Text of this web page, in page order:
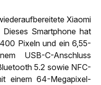
Xiaomi
Smartphone hat
Pixeln und ein 6,55-
USB-C-Anschluss
5.2 sowie NFC-
einem 64-Megapixel-